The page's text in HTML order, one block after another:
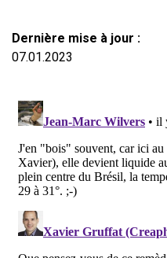
Dernière mise à jour :
07.01.2023